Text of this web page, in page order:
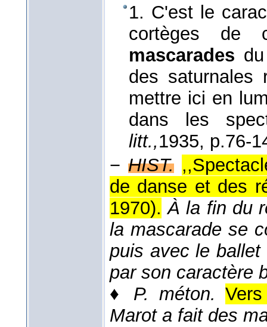
1. C'est le
cortèges de
mascarades
des saturnales
mettre ici en
dans les
litt.,1935, p.76-
− HIST.
de danse et des
1970). À la fin du
la mascarade se
puis avec le
par son caractère
♦ P. méton.
Marot a fait des